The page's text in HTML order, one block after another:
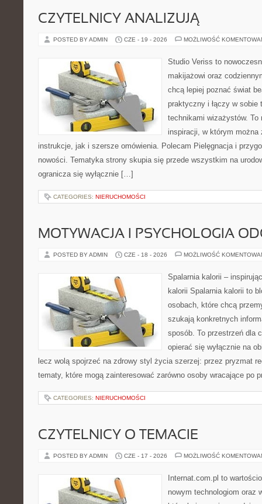
CZYTELNICY ANALIZUJĄ
POSTED BY ADMIN CZE - 19 - 2026 MOŻLIWOŚĆ
Studio Veriss to
makijażowi oraz
chcą lepiej poznać świat
praktyczny i łączy w sobie
technikami wizażystów. To
inspiracji, w którym można
instrukcje, jak i szersze omówienia. Polecam Pielęgnacja i
nowości. Tematyka strony skupia się przede wszystkim na
ogranicza się wyłącznie […]
CATEGORIES: NIERUCHOMOŚCI
MOTYWACJA I PSYCHOLOGIA
POSTED BY ADMIN CZE - 18 - 2026 MOŻLIWOŚĆ
Spalarnia kalorii –
kalorii Spalarnia kalorii to
osobach, które chcą
szukają konkretnych
sposób. To przestrzeń dla
opierać się wyłącznie na
lecz wolą spojrzeć na zdrowy styl życia szerzej: przez pryzmat
tematy, które mogą zainteresować zarówno osoby wracające po
CATEGORIES: NIERUCHOMOŚCI
CZYTELNICY O TEMACIE
POSTED BY ADMIN CZE - 17 - 2026 MOŻLIWOŚĆ
Internat.com.pl to
nowym technologiom oraz